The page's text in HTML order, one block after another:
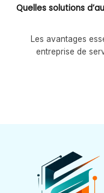
Quelles solutions
Les avantages
entreprise de